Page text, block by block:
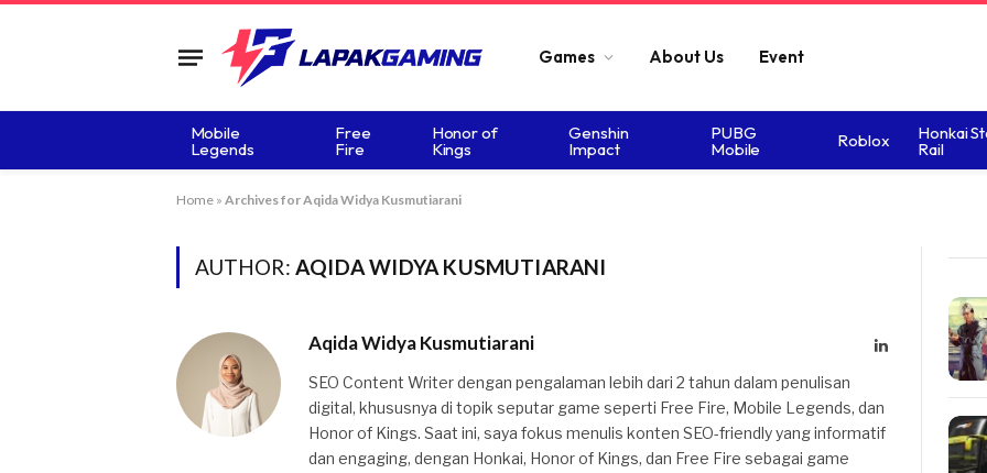
Games About Us Event
Mobile
Legends
Free
Fire
Honor of
Kings
Genshin
Impact
PUBG
Mobile Roblox Honkai
Rail
Home» Archives for Aqida Widya Kusmutiarani
AUTHOR:AQIDA WIDYA KUSMUTIARANI
Aqida Widya Kusmutiarani LinkedIn
SEO Content Writer dengan pengalaman lebih dari 2 tahun dalam penulisan
digital, khususnya di topik seputar game seperti Free Fire, Mobile Legends, dan
Honor of Kings. Saat ini, saya fokus menulis konten SEO-friendly yang informatif
dan engaging, dengan Honkai, Honor of Kings, dan Free Fire sebagai game